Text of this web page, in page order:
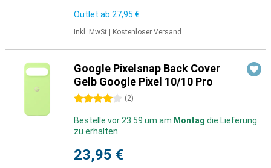
Outlet ab 27,95 €
Inkl. MwSt Kostenloser Versand
Google Pixelsnap Back Cover
Gelb Google Pixel 10/10 Pro
4 Sterne (2)
Bestelle vor 23:59 um am Montag die Lieferung
zu erhalten
23,95 €